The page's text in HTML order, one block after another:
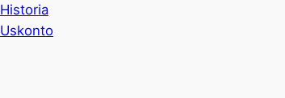
Historia
Uskonto